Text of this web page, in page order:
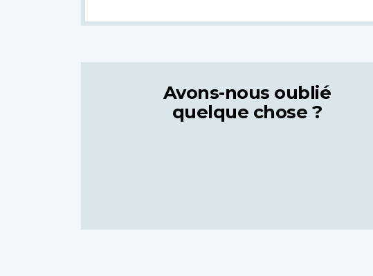
Avons-nous oublié
quelque chose ?